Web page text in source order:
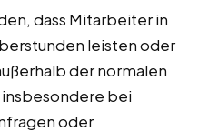
dass Mitarbeiter in
leisten oder
der normalen
bei
oder